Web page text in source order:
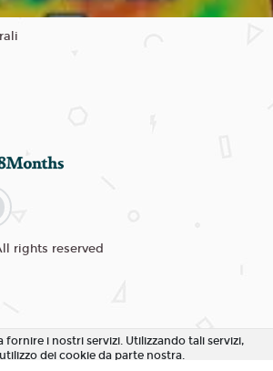
rights reserved
fornire i nostri servizi. Utilizzando tali servizi,
dei cookie da parte nostra.